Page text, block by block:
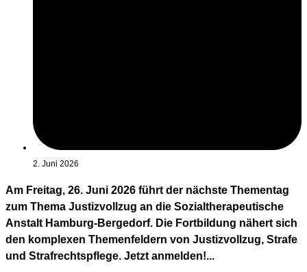
2. Juni 2026
Am Freitag, 26. Juni 2026 führt der nächste Thementag
zum Thema Justizvollzug an die Sozialtherapeutische
Anstalt Hamburg-Bergedorf. Die Fortbildung nähert sich
den komplexen Themenfeldern von Justizvollzug, Strafe
und Strafrechtspflege. Jetzt anmelden!...